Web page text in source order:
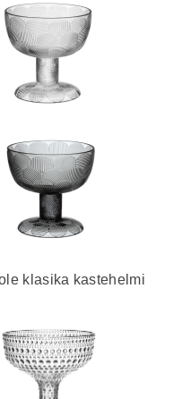
klasika kastehelmi